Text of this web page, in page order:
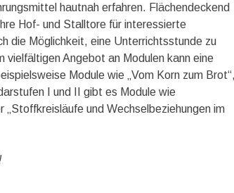
hautnah erfahren. Flächendeckend
Hof- und Stalltore für interessierte
die Möglichkeit, eine Unterrichtsstunde zu
vielfältigen Angebot an Modulen kann eine
Module wie „Vom Korn zum
I und II gibt es Module wie
„Stoffkreisläufe und Wechselbeziehungen im